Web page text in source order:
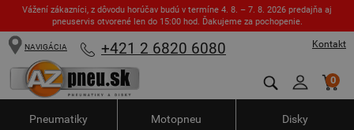
Vážení zákazníci, z dôvodu horúčav budú v termíne 4. 8. – 7. 8. 2026 predajňa aj
pneuservis otvorené len do 15:00 hod. Ďakujeme za pochopenie.
Kontakt
NAVIGÁCIA +421 2 6820 6080
0
Pneumatiky Motopneu Disky